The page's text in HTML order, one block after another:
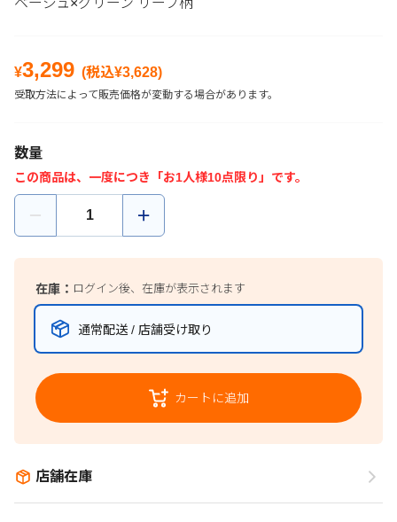
ベージュ×グリーン リーフ柄
¥3,299 (税込¥3,628)
受取方法によって販売価格が変動する場合があります。
数量
この商品は、一度につき「お1人様10点限り」です。
在庫： ログイン後、在庫が表示されます
通常配送 / 店舗受け取り
カートに追加
店舗在庫